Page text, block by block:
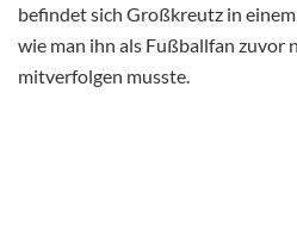
befindet sich Großkreutz in
wie man ihn als Fußballfan zuvor
mitverfolgen musste.